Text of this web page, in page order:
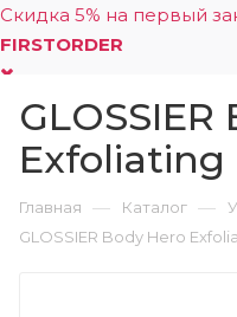
Скидка 5% на первый
FIRSTORDER
Exfoliating
Главная — Каталог —
GLOSSIER Body Hero